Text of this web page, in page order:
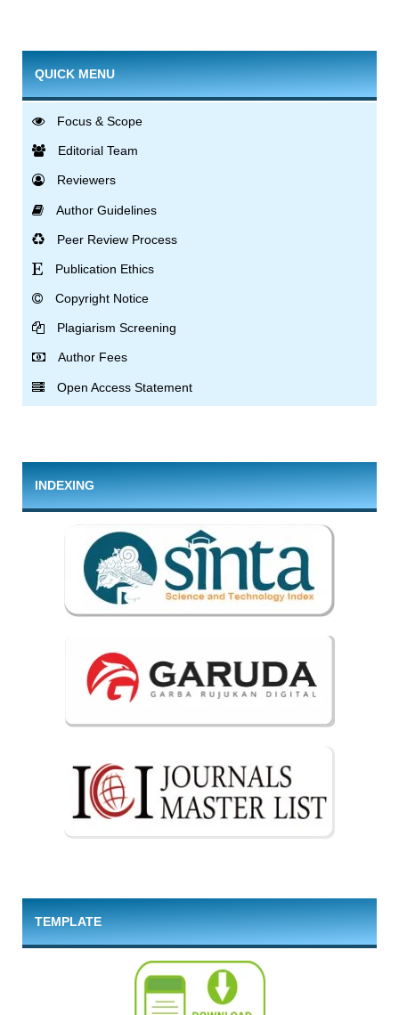
QUICK MENU
Focus & Scope
Editorial Team
Reviewers
Author Guidelines
Peer Review Process
Publication Ethics
Copyright Notice
Plagiarism Screening
Author Fees
Open Access Statement
INDEXING
TEMPLATE